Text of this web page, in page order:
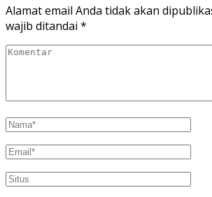
Alamat email Anda tidak akan
wajib ditandai *